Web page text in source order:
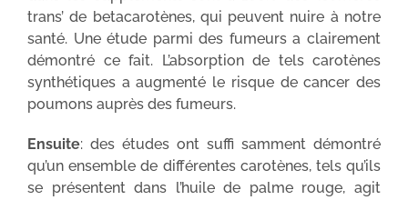
trans’ de betacarotènes, qui peuvent nuire à notre
santé. Une étude parmi des fumeurs a clairement
démontré ce fait. L’absorption de tels carotènes
synthétiques a augmenté le risque de cancer des
poumons auprès des fumeurs.
Ensuite: des études ont suffi samment démontré
qu’un ensemble de différentes carotènes, tels qu’ils
se présentent dans l’huile de palme rouge, agit